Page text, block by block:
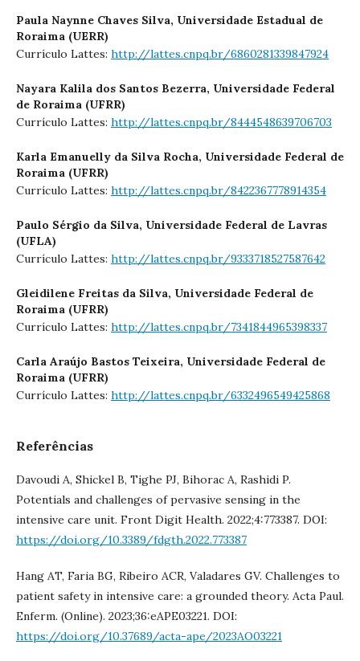
Paula Naynne Chaves Silva, Universidade Estadual de
Roraima (UERR)
Currículo Lattes: http://lattes.cnpq.br/6860281339847924
Nayara Kalila dos Santos Bezerra, Universidade Federal
de Roraima (UFRR)
Currículo Lattes: http://lattes.cnpq.br/8444548639706703
Karla Emanuelly da Silva Rocha, Universidade Federal de
Roraima (UFRR)
Currículo Lattes: http://lattes.cnpq.br/8422367778914354
Paulo Sérgio da Silva, Universidade Federal de Lavras
(UFLA)
Currículo Lattes: http://lattes.cnpq.br/9333718527587642
Gleidilene Freitas da Silva, Universidade Federal de
Roraima (UFRR)
Currículo Lattes: http://lattes.cnpq.br/7341844965398337
Carla Araújo Bastos Teixeira, Universidade Federal de
Roraima (UFRR)
Currículo Lattes: http://lattes.cnpq.br/6332496549425868
Referências
Davoudi A, Shickel B, Tighe PJ, Bihorac A, Rashidi P.
Potentials and challenges of pervasive sensing in the
intensive care unit. Front Digit Health. 2022;4:773387. DOI:
https://doi.org/10.3389/fdgth.2022.773387
Hang AT, Faria BG, Ribeiro ACR, Valadares GV. Challenges to
patient safety in intensive care: a grounded theory. Acta Paul.
Enferm. (Online). 2023;36:eAPE03221. DOI:
https://doi.org/10.37689/acta-ape/2023AO03221